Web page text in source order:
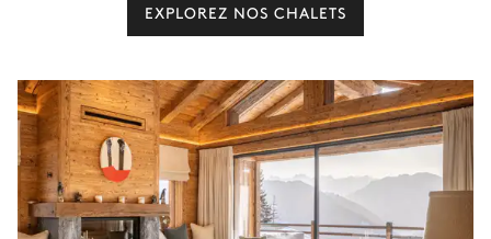
EXPLOREZ NOS CHALETS